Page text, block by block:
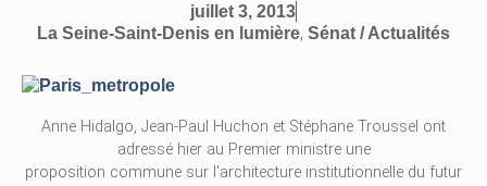
juillet 3, 2013
La Seine-Saint-Denis en lumière, Sénat / Actualités
Anne Hidalgo, Jean-Paul Huchon et Stéphane Troussel ont
adressé hier au Premier ministre une
proposition commune sur l'architecture institutionnelle du futur